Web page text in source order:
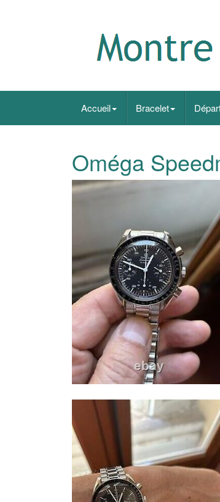
Accueil Bracelet
Oméga